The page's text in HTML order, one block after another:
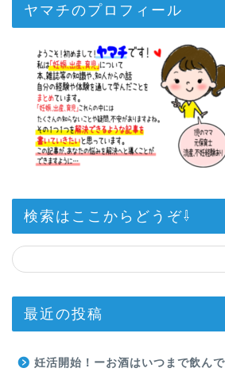
ヤマチのプロフィール
検索はここからどうぞ⇩
最近の投稿
妊活開始！ーお酒はいつまで飲ん